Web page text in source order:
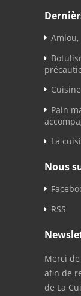
Pain
La
Nous
RSS
Merci
afin de
de La